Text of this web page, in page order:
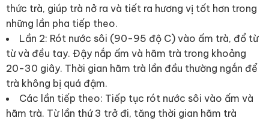
thức trà, giúp trà nở ra và tiết ra hương vị tốt hơn trong
những lần pha tiếp theo.
Lần 2: Rót nước sôi (90-95 độ C) vào ấm trà, đổ từ
từ và đều tay. Đậy nắp ấm và hãm trà trong khoảng
20-30 giây. Thời gian hãm trà lần đầu thường ngắn để
trà không bị quá đậm.
Các lần tiếp theo: Tiếp tục rót nước sôi vào ấm và
hãm trà. Từ lần thứ 3 trở đi, tăng thời gian hãm trà